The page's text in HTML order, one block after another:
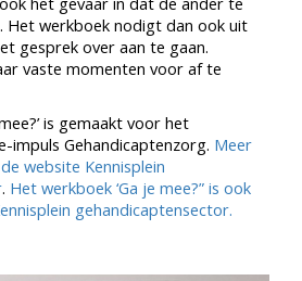
Het werkboek nodigt dan ook uit
gesprek over aan te gaan.
vaste momenten voor af te
is gemaakt voor het
impuls Gehandicaptenzorg. Meer
website Kennisplein
. Het werkboek ‘Ga je mee?” is ook
gehandicaptensector.